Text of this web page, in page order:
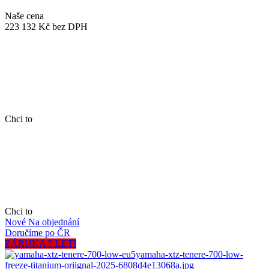
Naše cena
223 132 Kč bez DPH
Chci to
Chci to
Nové Na objednání
Doručíme po ČR
ZÁRUKA 5 LET!